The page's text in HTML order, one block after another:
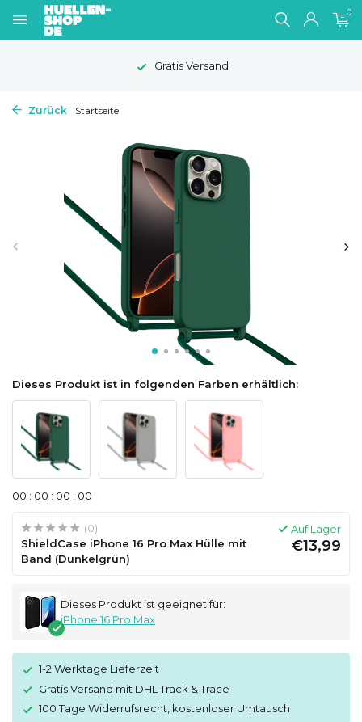
0
Gratis Versand
Zurück Startseite
Dieses Produkt ist in folgenden Farben erhältlich:
00 : 00 : 00 : 00
(0)
ShieldCase iPhone 16 Pro Max Hülle mit
Band (Dunkelgrün)
Auf Lager
€13,99
Dieses Produkt ist geeignet für:
iPhone 16 Pro Max
1-2 Werktage Lieferzeit
Gratis Versand mit DHL Track & Trace
100 Tage Widerrufsrecht, kostenloser Umtausch